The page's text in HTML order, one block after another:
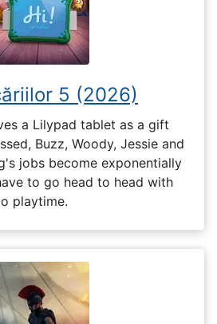
5 (2026)
a Lilypad tablet as a gift
Buzz, Woody, Jessie and
jobs become exponentially
to go head to head with
playtime.